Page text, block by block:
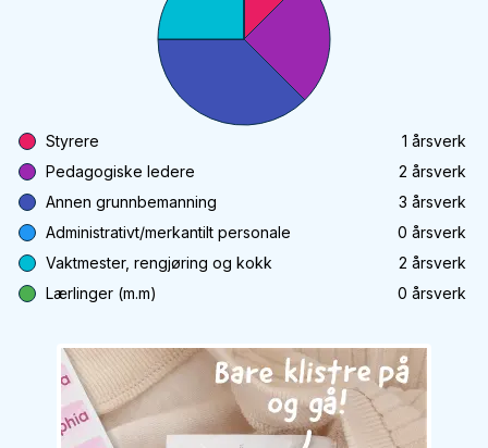
Styrere 1 årsverk
Pedagogiske ledere
2 årsverk
Annen grunnbemanning
3 årsverk
Administrativt/merkantilt personale
0 årsverk
Vaktmester, rengjøring og kokk
2 årsverk
Lærlinger (m.m)
0 årsverk